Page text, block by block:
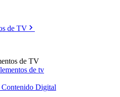
de TV
de TV
de tv
Contenido Digital